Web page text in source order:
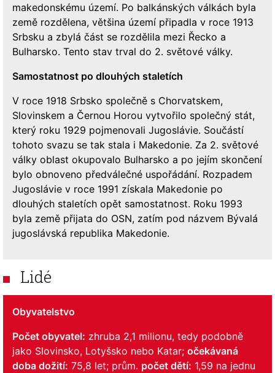
makedonskému území. Po balkánských válkách byla
země rozdělena, většina území připadla v roce 1913
Srbsku a zbylá část se rozdělila mezi Řecko a
Bulharsko. Tento stav trval do 2. světové války.
Samostatnost po dlouhých staletích
V roce 1918 Srbsko společně s Chorvatskem,
Slovinskem a Černou Horou vytvořilo společný stát,
který roku 1929 pojmenovali Jugoslávie. Součástí
tohoto svazu se tak stala i Makedonie. Za 2. světové
války oblast okupovalo Bulharsko a po jejím skončení
bylo obnoveno předválečné uspořádání. Rozpadem
Jugoslávie v roce 1991 získala Makedonie po
dlouhých staletích opět samostatnost. Roku 1993
byla země přijata do OSN, zatím pod názvem Bývalá
jugoslávská republika Makedonie.
Lidé
Obyvatelstvo
Počet obyvatel: zhruba 2,1 milionu, tedy podobně
jako Slovinsko, Lotyšsko nebo Katar; očekávaná
doba dožití: 75,8 let; prům. počet dětí: 1,59 na jednu